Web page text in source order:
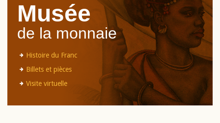
Musée
de la monnaie
Histoire du Franc
Billets et pièces
Visite virtuelle